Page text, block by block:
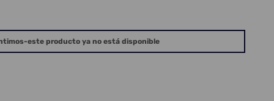
este producto ya no está disponible